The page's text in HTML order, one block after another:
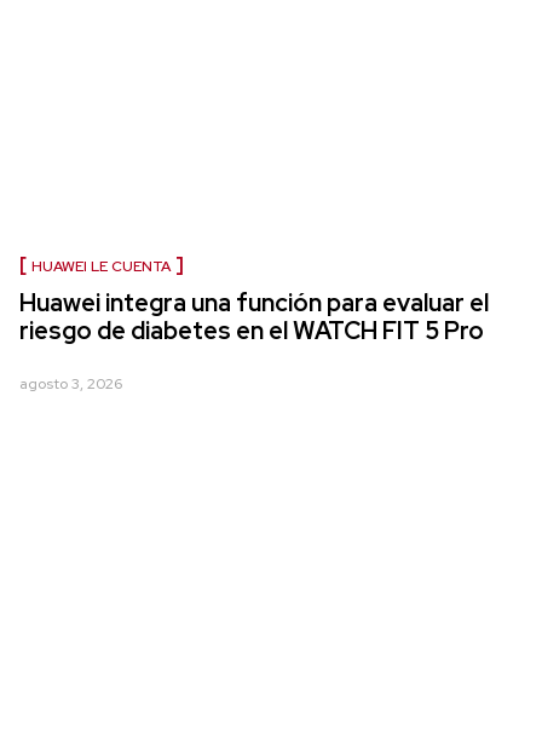
HUAWEI LE CUENTA
Huawei integra una función para evaluar el
riesgo de diabetes en el WATCH FIT 5 Pro
agosto 3, 2026